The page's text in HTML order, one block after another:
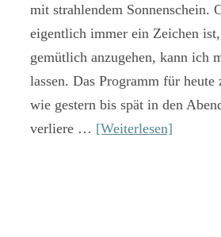
mit strahlendem Sonnenschein.
eigentlich immer ein Zeichen
gemütlich anzugehen, kann ich
lassen. Das Programm für
wie gestern bis spät in den
verliere … [Weiterlesen]